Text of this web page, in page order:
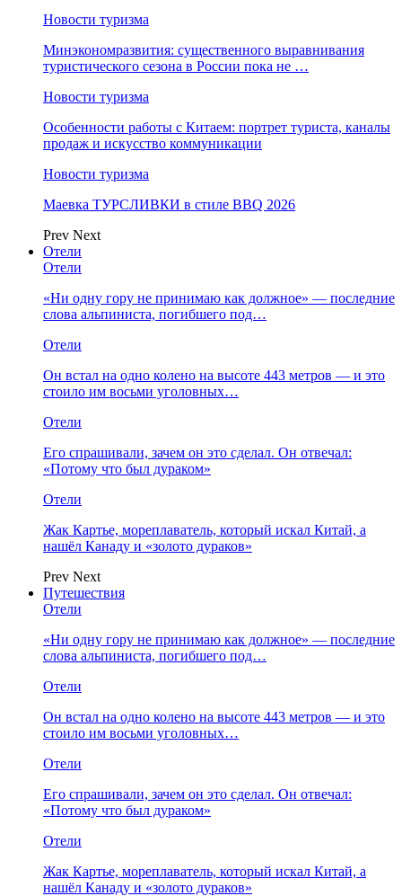
Новости туризма
Минэкономразвития: существенного выравнивания
туристического сезона в России пока не …
Новости туризма
Особенности работы с Китаем: портрет туриста, каналы
продаж и искусство коммуникации
Новости туризма
Маевка ТУРСЛИВКИ в стиле BBQ 2026
Prev Next
Отели
Отели
«Ни одну гору не принимаю как должное» — последние
слова альпиниста, погибшего под…
Отели
Он встал на одно колено на высоте 443 метров — и это
стоило им восьми уголовных…
Отели
Его спрашивали, зачем он это сделал. Он отвечал:
«Потому что был дураком»
Отели
Жак Картье, мореплаватель, который искал Китай, а
нашёл Канаду и «золото дураков»
Prev Next
Путешествия
Отели
«Ни одну гору не принимаю как должное» — последние
слова альпиниста, погибшего под…
Отели
Он встал на одно колено на высоте 443 метров — и это
стоило им восьми уголовных…
Отели
Его спрашивали, зачем он это сделал. Он отвечал:
«Потому что был дураком»
Отели
Жак Картье, мореплаватель, который искал Китай, а
нашёл Канаду и «золото дураков»